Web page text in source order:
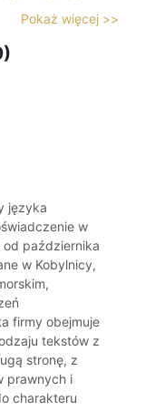
Pokaż więcej >>
języka
w
od października
w Kobylnicy,
firmy obejmuje
tekstów z
stronę, z
prawnych i
charakteru